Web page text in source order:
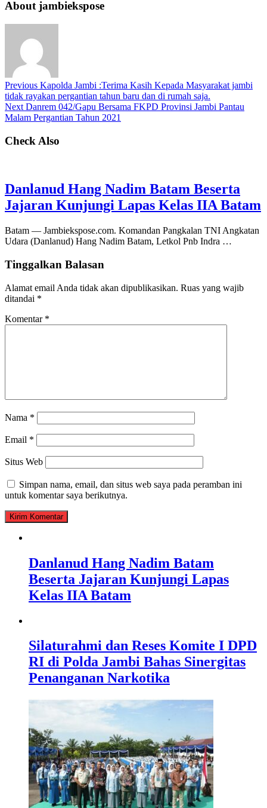
About jambiekspose
Previous Kapolda Jambi :Terima Kasih Kepada Masyarakat jambi
tidak rayakan pergantian tahun baru dan di rumah saja.
Next Danrem 042/Gapu Bersama FKPD Provinsi Jambi Pantau
Malam Pergantian Tahun 2021
Check Also
Danlanud Hang Nadim Batam Beserta
Jajaran Kunjungi Lapas Kelas IIA Batam
Batam — Jambiekspose.com. Komandan Pangkalan TNI Angkatan
Udara (Danlanud) Hang Nadim Batam, Letkol Pnb Indra …
Tinggalkan Balasan
Alamat email Anda tidak akan dipublikasikan. Ruas yang wajib
ditandai *
Komentar *
Nama *
Email *
Situs Web
Simpan nama, email, dan situs web saya pada peramban ini
untuk komentar saya berikutnya.
Danlanud Hang Nadim Batam
Beserta Jajaran Kunjungi Lapas
Kelas IIA Batam
Silaturahmi dan Reses Komite I DPD
RI di Polda Jambi Bahas Sinergitas
Penanganan Narkotika